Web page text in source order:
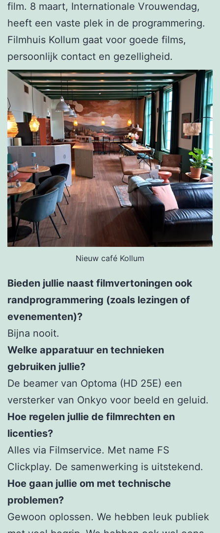
film. 8 maart, Internationale Vrouwendag,
heeft een vaste plek in de programmering.
Filmhuis Kollum gaat voor goede films,
persoonlijk contact en gezelligheid.
Nieuw café Kollum
Bieden jullie naast filmvertoningen ook
randprogrammering (zoals lezingen of
evenementen)?
Bijna nooit.
Welke apparatuur en technieken
gebruiken jullie?
De beamer van Optoma (HD 25E) een
versterker van Onkyo voor beeld en geluid.
Hoe regelen jullie de filmrechten en
licenties?
Alles via Filmservice. Met name FS
Clickplay. De samenwerking is uitstekend.
Hoe gaan jullie om met technische
problemen?
Gewoon oplossen. We hebben leuk publiek